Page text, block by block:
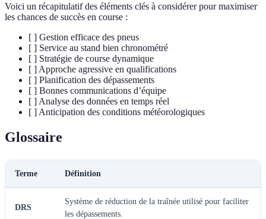
Voici un récapitulatif des éléments clés à considérer pour maximiser
les chances de succès en course :
[ ] Gestion efficace des pneus
[ ] Service au stand bien chronométré
[ ] Stratégie de course dynamique
[ ] Approche agressive en qualifications
[ ] Planification des dépassements
[ ] Bonnes communications d’équipe
[ ] Analyse des données en temps réel
[ ] Anticipation des conditions météorologiques
Glossaire
Terme Définition
DRS
Système de réduction de la traînée utilisé pour faciliter
les dépassements.